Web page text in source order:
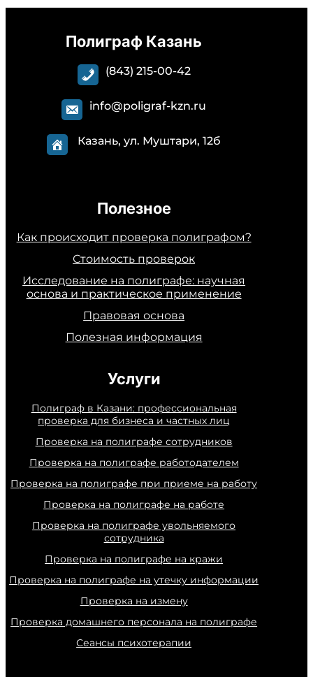
Полиграф Казань
(843) 215-00-42
info@poligraf-kzn.ru
Казань, ул. Муштари, 12б
Полезное
Как происходит проверка полиграфом?
Стоимость проверок
Исследование на полиграфе: научная
основа и практическое применение
Правовая основа
Полезная информация
Услуги
Полиграф в Казани: профессиональная
проверка для бизнеса и частных лиц
Проверка на полиграфе сотрудников
Проверка на полиграфе работодателем
Проверка на полиграфе при приеме на работу
Проверка на полиграфе на работе
Проверка на полиграфе увольняемого
сотрудника
Проверка на полиграфе на кражи
Проверка на полиграфе на утечку информации
Проверка на измену
Проверка домашнего персонала на полиграфе
Сеансы психотерапии